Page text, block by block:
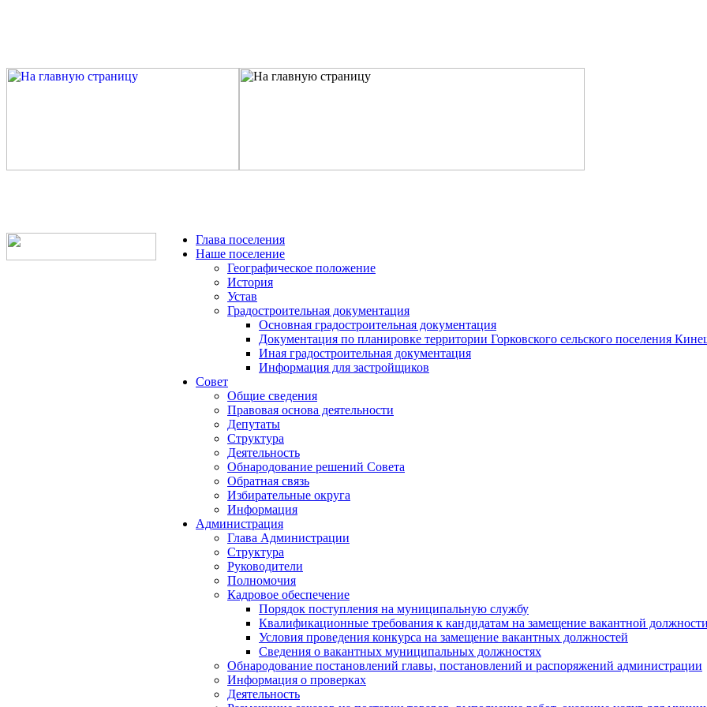
Глава поселения
Наше поселение
Географическое положение
История
Устав
Градостроительная документация
Основная градостроительная документация
Документация по планировке территории Горковского сельского поселения
Иная градостроительная документация
Информация для застройщиков
Совет
Общие сведения
Правовая основа деятельности
Депутаты
Структура
Деятельность
Обнародование решений Совета
Обратная связь
Избирательные округа
Информация
Администрация
Глава Администрации
Структура
Руководители
Полномочия
Кадровое обеспечение
Порядок поступления на муниципальную службу
Квалификационные требования к кандидатам на замещение вакантной
Условия проведения конкурса на замещение вакантных должностей
Сведения о вакантных муниципальных должностях
Обнародование постановлений главы, постановлений и распоряжений администрации
Информация о проверках
Деятельность